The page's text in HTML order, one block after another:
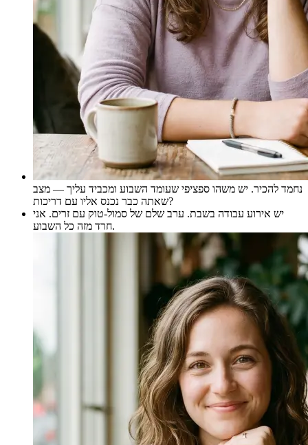
נחמד להכיר. יש משהו ספציפי שעומד השבוע ומכביד עליך — מצב
שאתה כבר נכנס אליו עם דריכות?
יש אירוע עבודה בשבת. ערב שלם של סמול-טוק עם זרים. אני
חרד מזה כל השבוע.